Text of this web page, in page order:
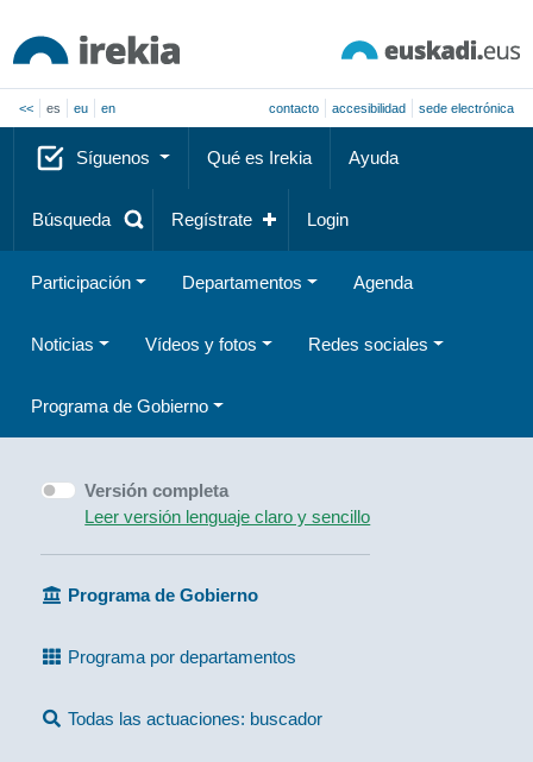
<< es eu en contacto accesibilidad sede electrónica
Síguenos Qué es Irekia Ayuda
Búsqueda Regístrate Login
Participación Departamentos Agenda
Noticias Vídeos y fotos Redes sociales
Programa de Gobierno
Versión completa
Leer versión lenguaje claro y sencillo
Programa de Gobierno
Programa por departamentos
Todas las actuaciones: buscador